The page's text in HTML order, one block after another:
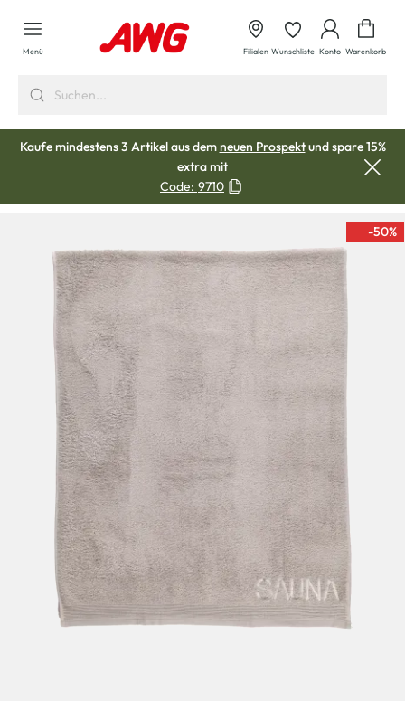
springen
Menü Filialen Wunschliste Konto Warenkorb
Kaufe mindestens 3 Artikel aus demneuen Prospektund spare 15%
extra mit
Code: 9710
-50%